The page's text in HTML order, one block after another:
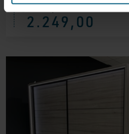
3.195,00
Preis
war:
2.249,00
Preis
ist: